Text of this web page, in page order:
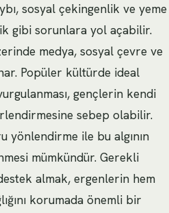
sosyal çekingenlik ve yeme
gibi sorunlara yol açabilir.
medya, sosyal çevre ve
Popüler kültürde ideal
gençlerin kendi
sebep olabilir.
yönlendirme ile bu algının
mümkündür. Gerekli
almak, ergenlerin hem
korumada önemli bir